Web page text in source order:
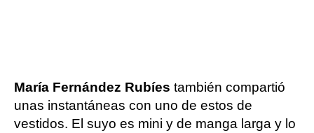
María Fernández Rubíes también compartió
unas instantáneas con uno de estos de
vestidos. El suyo es mini y de manga larga y lo